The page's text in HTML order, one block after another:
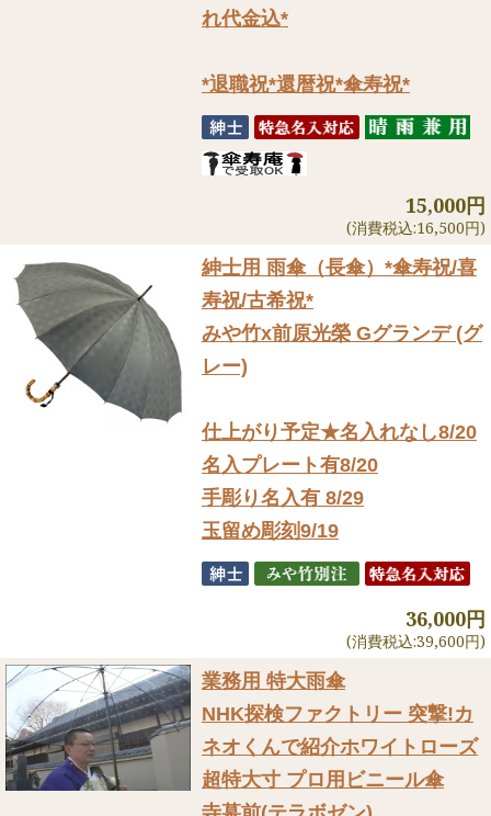
れ代金込*
*退職祝*還暦祝*傘寿祝*
15,000円
(消費税込:16,500円)
紳士用 雨傘（長傘） *傘寿祝/喜
寿祝/古希祝*
みや竹x前原光榮 Gグランデ (グ
レー)
仕上がり予定★名入れなし8/20
名入プレート有8/20
手彫り名入有 8/29
玉留め彫刻9/19
36,000円
(消費税込:39,600円)
業務用 特大雨傘
NHK探検ファクトリー 突撃!カ
ネオくんで紹介ホワイトローズ
超特大寸 プロ用ビニール傘